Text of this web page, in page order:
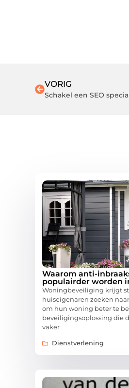
VORIG
Schakel een SEO
Waarom anti-
populairder worden
Woningbeveiliging krijgt
huiseigenaren zoeken
om hun woning beter te
beveiligingsoplossing die
vaker
Dienstverlening